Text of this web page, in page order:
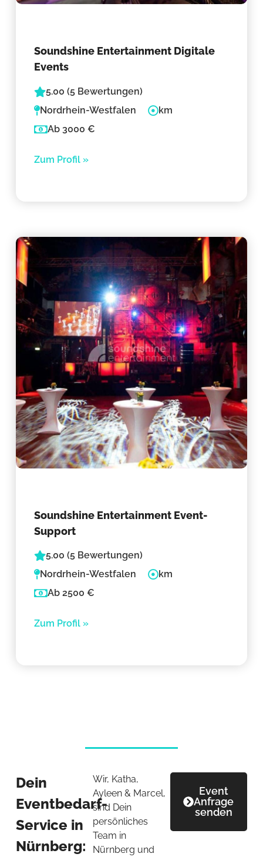
Soundshine Entertainment Digitale
Events
5.00 (5 Bewertungen)
Nordrhein-Westfalen
km
Ab 3000 €
Zum Profil »
Soundshine Entertainment Event-
Support
5.00 (5 Bewertungen)
Nordrhein-Westfalen
km
Ab 2500 €
Zum Profil »
Dein
Eventbedarf-
Service in
Nürnberg:
Wir, Katha,
Ayleen & Marcel,
sind Dein
persönliches
Team in
Nürnberg und
Event
Anfrage
senden